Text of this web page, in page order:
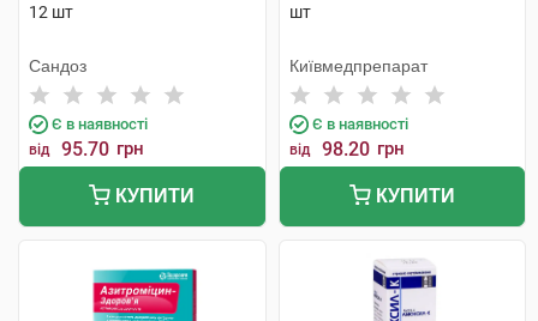
12 шт
Сандоз
Є в наявності
від 95.70 грн
КУПИТИ
шт
Київмедпрепарат
Є в наявності
від 98.20 грн
КУПИТИ